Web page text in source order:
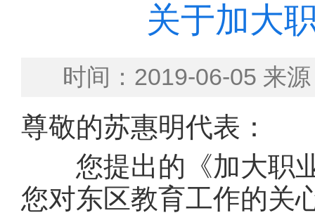
关于加大
时间：2019-06-05 来
尊敬的苏惠明代表：
您提出的《加大职业
您对东区教育工作的关